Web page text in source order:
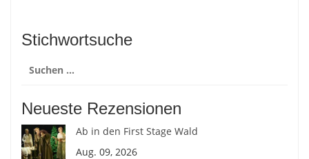
Stichwortsuche
nach:
Neueste Rezensionen
Ab in den First Stage Wald
Aug. 09, 2026